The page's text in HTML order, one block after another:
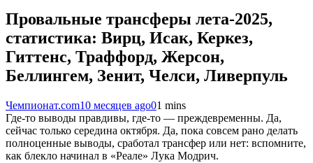
Провальные трансферы лета-2025,
статистика: Вирц, Исак, Керкез,
Гиттенс, Траффорд, Жерсон,
Беллингем, Зенит, Челси, Ливерпуль
Чемпионат.com10 месяцев ago01 mins
Где-то выводы правдивы, где-то — преждевременны. Да,
сейчас только середина октября. Да, пока совсем рано делать
полноценные выводы, сработал трансфер или нет: вспомните,
как блекло начинал в «Реале» Лука Модрич.